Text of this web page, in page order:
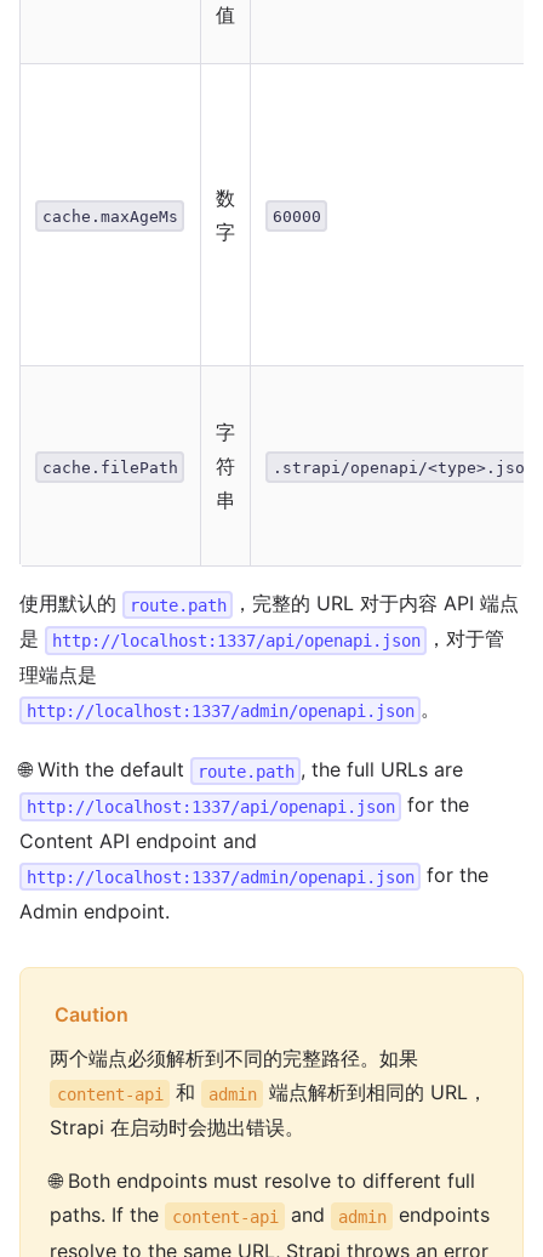
值
cache.maxAgeMs
数
字
60000
cache.filePath
字
符
串
.strapi/openapi/<type>.json
使用默认的 route.path
，完整的 URL 对于内容 API 端点
是
http://localhost:1337/api/openapi.json
，对于管
理端点是
http://localhost:1337/admin/openapi.json 。
🌐 With the default route.path , the full URLs are
http://localhost:1337/api/openapi.json
for the
Content API endpoint and
http://localhost:1337/admin/openapi.json
for the
Admin endpoint.
Caution
两个端点必须解析到不同的完整路径。如果
content-api 和 admin
端点解析到相同的 URL，
Strapi 在启动时会抛出错误。
🌐 Both endpoints must resolve to different full
paths. If the
content-api and admin
endpoints
resolve to the same URL, Strapi throws an error